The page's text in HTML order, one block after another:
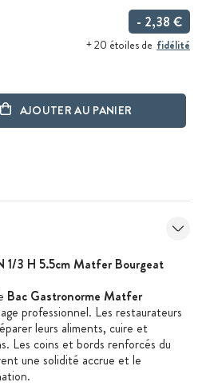
- 2,38 €
+ 20 étoiles de fidélité
AJOUTER AU PANIER
1/3 H 5.5cm Matfer Bourgeat
Bac Gastronorme Matfer
professionnel. Les restaurateurs
leurs aliments, cuire et
Les coins et bords renforcés du
une solidité accrue et le